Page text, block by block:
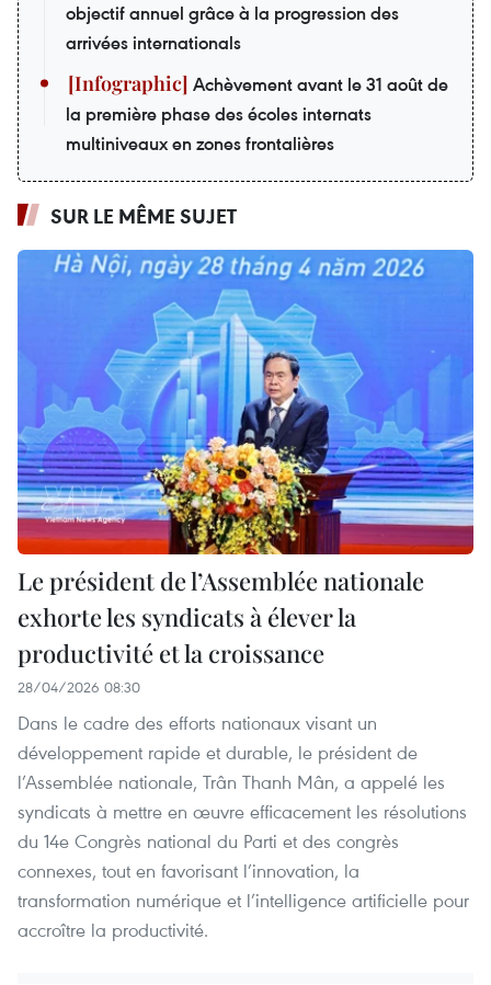
objectif annuel grâce à la progression des
arrivées internationals
Achèvement avant le 31 août de
la première phase des écoles internats
multiniveaux en zones frontalières
SUR LE MÊME SUJET
Le président de l’Assemblée nationale
exhorte les syndicats à élever la
productivité et la croissance
28/04/2026 08:30
Dans le cadre des efforts nationaux visant un
développement rapide et durable, le président de
l’Assemblée nationale, Trân Thanh Mân, a appelé les
syndicats à mettre en œuvre efficacement les résolutions
du 14e Congrès national du Parti et des congrès
connexes, tout en favorisant l’innovation, la
transformation numérique et l’intelligence artificielle pour
accroître la productivité.